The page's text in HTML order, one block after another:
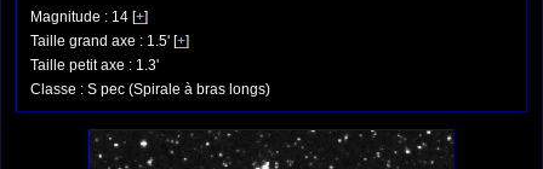
Magnitude : 14 [+]
Taille grand axe : 1.5' [+]
Taille petit axe : 1.3'
Classe : S pec (Spirale à bras longs)